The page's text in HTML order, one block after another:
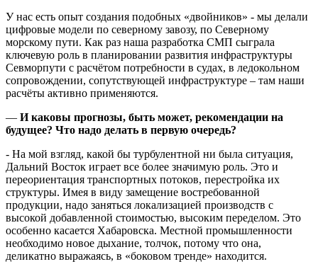
У нас есть опыт создания подобных «двойников» - мы делали
цифровые модели по северному завозу, по Северному
морскому пути. Как раз наша разработка СМП сыграла
ключевую роль в планировании развития инфраструктуры
Севморпути с расчётом потребности в судах, в ледокольном
сопровождении, сопутствующей инфраструктуре – там наши
расчёты активно применяются.
— И каковы прогнозы, быть может, рекомендации на
будущее? Что надо делать в первую очередь?
- На мой взгляд, какой бы турбулентной ни была ситуация,
Дальний Восток играет все более значимую роль. Это и
переориентация транспортных потоков, перестройка их
структуры. Имея в виду замещение востребованной
продукции, надо заняться локализацией производств с
высокой добавленной стоимостью, высоким переделом. Это
особенно касается Хабаровска. Местной промышленности
необходимо новое дыхание, толчок, потому что она,
деликатно выражаясь, в «боковом тренде» находится.